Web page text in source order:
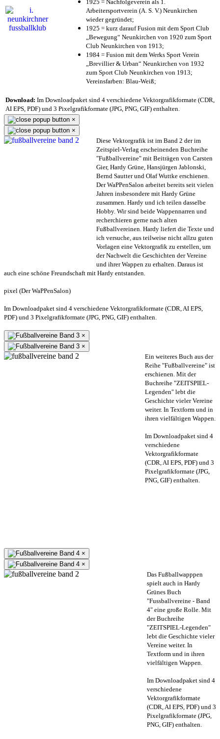
1925 = Nachfolgeverein als 1.
Arbeitersportverein (A. S. V.) Neunkirchen
wieder gegründet;
1925 = kurz darauf Fusion mit dem Sport Club
„Bewegung“ Neunkirchen von 1920 zum Sport
Club Neunkirchen von 1913;
1984 = Fusion mit dem Werks Sport Verein
„Brevillier & Urban“ Neunkirchen von 1932
zum Sport Club Neunkirchen von 1913;
Vereinsfarben: Blau-Weiß;
Download: Im Downloadpaket sind 4 verschiedene Vektorgrafikformate (CDR,
AI EPS, PDF) und 3 Pixelgrafikformate (JPG, PNG, GIF) enthalten.
×
×
Diese Vektorgrafik ist im Band 2 der im
Zeitspiel-Verlag erscheinenden Buchreihe
"Fußballvereine" mit Beiträgen von Carsten
Gier, Hardy Grüne, Hansjürgen Jablonski,
Bernd Sautter und Olaf Wuttke erschienen.
Der WaPPenSalon arbeitet bereits seit vielen
Jahren insbesondere mit Hardy Grüne
zusammen. Hardy und ich teilen dasselbe
Hobby. Wir sind beide Wappennarren und
recherchieren gerne nach alten
Fußballvereinen. Hardy liefert die Texte und
ich versuche, aus teilweise nicht allzu guten
Vorlagen eine Vektorgrafik zu erstellen, um
der Nachwelt die Geschichten der Vereine
und ihrer Wappen zu erhalten. Daraus ist
auch eine schöne Freundschaft mit Hardy entstanden.
pixel (Der WaPPenSalon)
Im Downloadpaket sind 4 verschiedene Vektorgrafikformate (CDR, AI EPS,
PDF) und 3 Pixelgrafikformate (JPG, PNG, GIF) enthalten.
×
×
Ein weiteres Buch aus der
Reihe "Fußballvereine" ist
erschienen. Mit der
Buchreihe "ZEITSPIEL-
Legenden" lebt die
Geschichte vieler Vereine
weiter. In Textform und in
ihren vielfältigen Wappen.
Im Downloadpaket sind 4
verschiedene
Vektorgrafikformate
(CDR, AI EPS, PDF) und 3
Pixelgrafikformate (JPG,
PNG, GIF) enthalten.
×
×
Das Fußballwapppen
spielt auch in Hardy
Grünes Buch
"Fussballvereine - Band
4" eine große Rolle. Mit
der Buchreihe
"ZEITSPIEL-Legenden"
lebt die Geschichte vieler
Vereine weiter. In
Textform und in ihren
vielfältigen Wappen.
Im Downloadpaket sind 4
verschiedene
Vektorgrafikformate
(CDR, AI EPS, PDF) und 3
Pixelgrafikformate (JPG,
PNG, GIF) enthalten.